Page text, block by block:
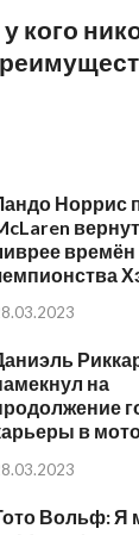
кого
Норрис
времён
на
в
Вольф: Я